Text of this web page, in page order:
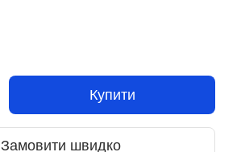
Купити
Замовити швидко